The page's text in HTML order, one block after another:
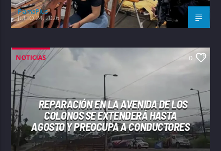
FlamaPlus
JULIO 24, 2026
NOTICIAS 0
REPARACIÓN EN LA AVENIDA DE LOS
COLONOS SE EXTENDERÁ HASTA
AGOSTO Y PREOCUPA A CONDUCTORES